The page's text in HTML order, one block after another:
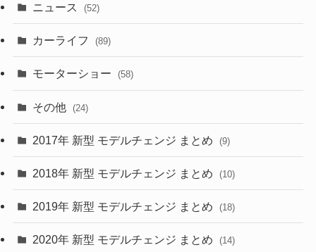
(43)
(6)
(9)
(30)
(27)
(28)
(27)
(26)
(10)
(35)
ニュース (52)
カーライフ (89)
モーターショー (58)
その他 (24)
2017年 新型 モデルチェンジ まとめ (9)
2018年 新型 モデルチェンジ まとめ (10)
2019年 新型 モデルチェンジ まとめ (18)
2020年 新型 モデルチェンジ まとめ (14)